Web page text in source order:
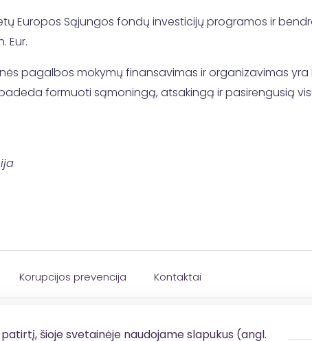
šioje svetainėje naudojame slapukus (angl.
Europos Sąjungos fondų investicijų programos ir
Eur.
pagalbos mokymų finansavimas ir organizavimas
formuoti sąmoningą, atsakingą ir pasirengusią
Korupcijos prevencija Kontaktai